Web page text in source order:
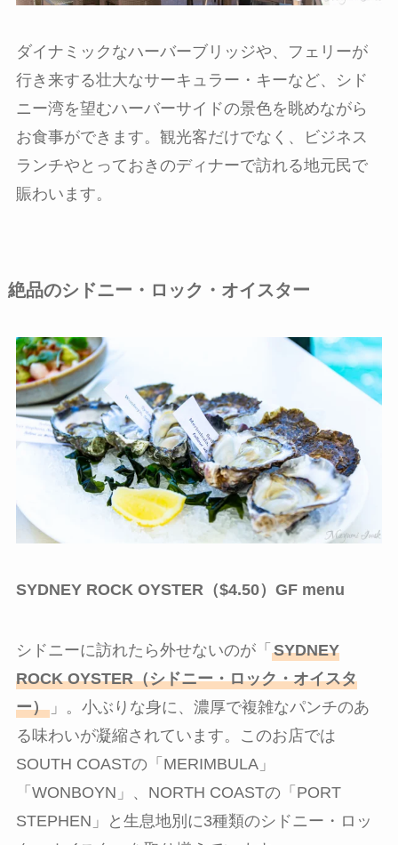
ダイナミックなハーバーブリッジや、フェリーが
行き来する壮大なサーキュラー・キーなど、シド
ニー湾を望むハーバーサイドの景色を眺めながら
お食事ができます。観光客だけでなく、ビジネス
ランチやとっておきのディナーで訪れる地元民で
賑わいます。
絶品のシドニー・ロック・オイスター
SYDNEY ROCK OYSTER（$4.50）GF menu
シドニーに訪れたら外せないのが「 SYDNEY
ROCK OYSTER（シドニー・ロック・オイスタ
ー）」。小ぶりな身に、濃厚で複雑なパンチのあ
る味わいが凝縮されています。このお店では
SOUTH COASTの「MERIMBULA」
「WONBOYN」、NORTH COASTの「PORT
STEPHEN」と生息地別に3種類のシドニー・ロッ